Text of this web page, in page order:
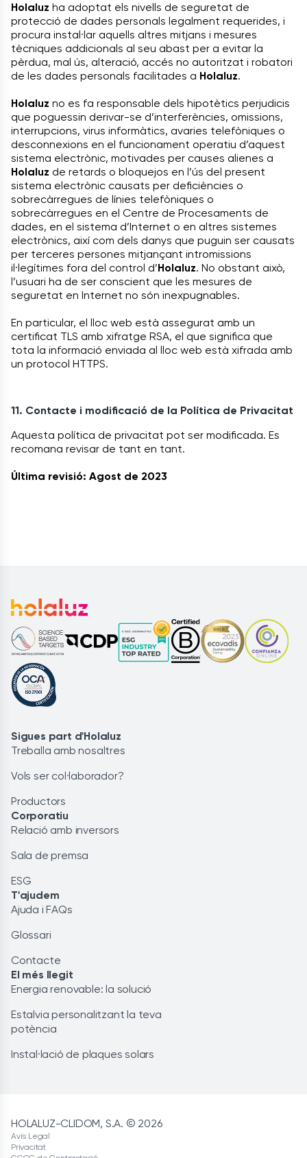
Holaluz ha adoptat els nivells de seguretat de
protecció de dades personals legalment requerides, i
procura instal·lar aquells altres mitjans i mesures
tècniques addicionals al seu abast per a evitar la
pèrdua, mal ús, alteració, accés no autoritzat i robatori
de les dades personals facilitades a Holaluz.
Holaluz no es fa responsable dels hipotètics perjudicis
que poguessin derivar-se d’interferències, omissions,
interrupcions, virus informàtics, avaries telefòniques o
desconnexions en el funcionament operatiu d’aquest
sistema electrònic, motivades per causes alienes a
Holaluz de retards o bloquejos en l’ús del present
sistema electrònic causats per deficiències o
sobrecàrregues de línies telefòniques o
sobrecàrregues en el Centre de Procesaments de
dades, en el sistema d’Internet o en altres sistemes
electrònics, així com dels danys que puguin ser causats
per terceres persones mitjançant intromissions
il·legítimes fora del control d’Holaluz. No obstant això,
l’usuari ha de ser conscient que les mesures de
seguretat en Internet no són inexpugnables.
En particular, el lloc web està assegurat amb un
certificat TLS amb xifratge RSA, el que significa que
tota la informació enviada al lloc web està xifrada amb
un protocol HTTPS.
11. Contacte i modificació de la Política de Privacitat
Aquesta política de privacitat pot ser modificada. Es
recomana revisar de tant en tant.
Última revisió: Agost de 2023
Sigues part d'Holaluz
Treballa amb nosaltres
Vols ser col·laborador?
Productors
Corporatiu
Relació amb inversors
Sala de premsa
ESG
T'ajudem
Ajuda i FAQs
Glossari
Contacte
El més llegit
Energia renovable: la solució
Estalvia personalitzant la teva
potència
Instal·lació de plaques solars
HOLALUZ-CLIDOM, S.A. © 2026
Avís Legal
Privacitat